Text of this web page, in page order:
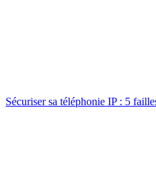
Sécuriser sa téléphonie IP : 5